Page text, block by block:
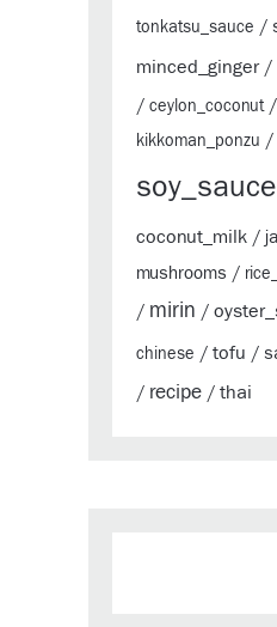
tonkatsu_sauce /
minced_ginger/
/ ceylon_coconut /
kikkoman_ponzu /
soy_sauce
coconut_milk /
mushrooms /
/ mirin /
chinese / tofu /
/ recipe / thai